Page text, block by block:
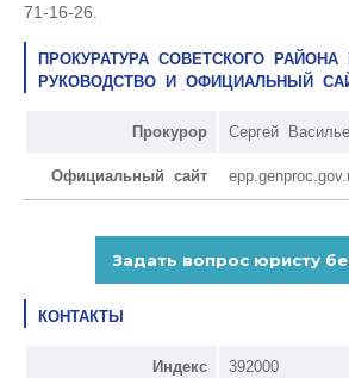
71-16-26.
ПРОКУРАТУРА СОВЕТСКОГО РАЙОНА
РУКОВОДСТВО И ОФИЦИАЛЬНЫЙ
Прокурор Сергей
Официальный сайт
КОНТАКТЫ
Индекс 392000